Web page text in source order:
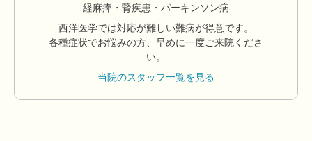
経麻痺・腎疾患・パーキンソン病
西洋医学では対応が難しい難病が得意です。
各種症状でお悩みの方、早めに一度ご来院くださ
い。
当院のスタッフ一覧を見る